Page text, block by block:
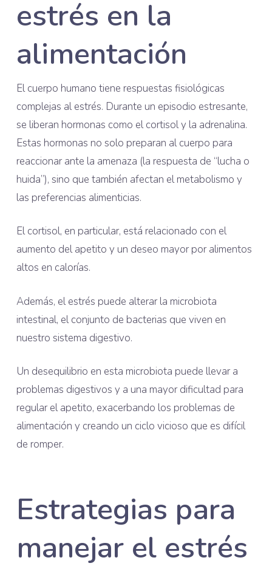
estrés en la
alimentación
El cuerpo humano tiene respuestas fisiológicas
complejas al estrés. Durante un episodio estresante,
se liberan hormonas como el cortisol y la adrenalina.
Estas hormonas no solo preparan al cuerpo para
reaccionar ante la amenaza (la respuesta de “lucha o
huida”), sino que también afectan el metabolismo y
las preferencias alimenticias.
El cortisol, en particular, está relacionado con el
aumento del apetito y un deseo mayor por alimentos
altos en calorías.
Además, el estrés puede alterar la microbiota
intestinal, el conjunto de bacterias que viven en
nuestro sistema digestivo.
Un desequilibrio en esta microbiota puede llevar a
problemas digestivos y a una mayor dificultad para
regular el apetito, exacerbando los problemas de
alimentación y creando un ciclo vicioso que es difícil
de romper.
Estrategias para
manejar el estrés